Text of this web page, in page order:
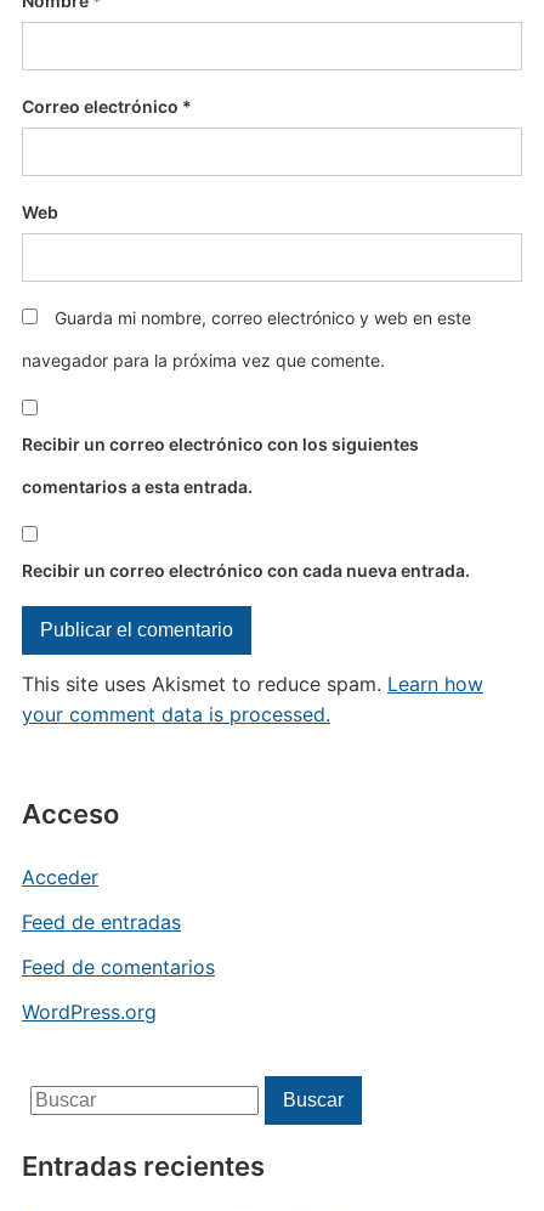
Acceso
Acceder
Feed de entradas
Feed de comentarios
WordPress.org
Buscar: Buscar
Entradas recientes
Correo electrónico *
Web
Guarda mi nombre, correo electrónico y web en este
navegador para la próxima vez que comente.
Recibir un correo electrónico con los siguientes
comentarios a esta entrada.
Recibir un correo electrónico con cada nueva entrada.
This site uses Akismet to reduce spam. Learn how
your comment data is processed.